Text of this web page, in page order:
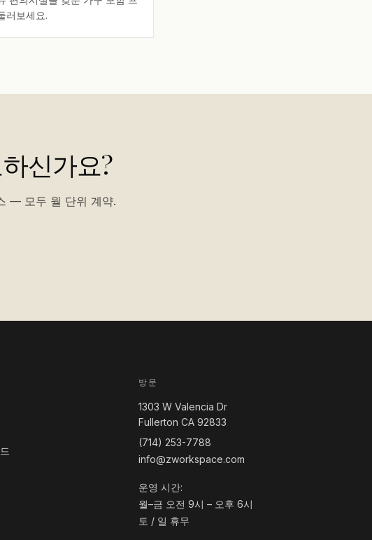
러보세요.
신가요?
— 모두 월 단위 계약.
방문
1303 W Valencia Dr
Fullerton CA 92833
(714) 253-7788
info@zworkspace.com
운영 시간:
월–금 오전 9시 – 오후 6시
토 / 일 휴무